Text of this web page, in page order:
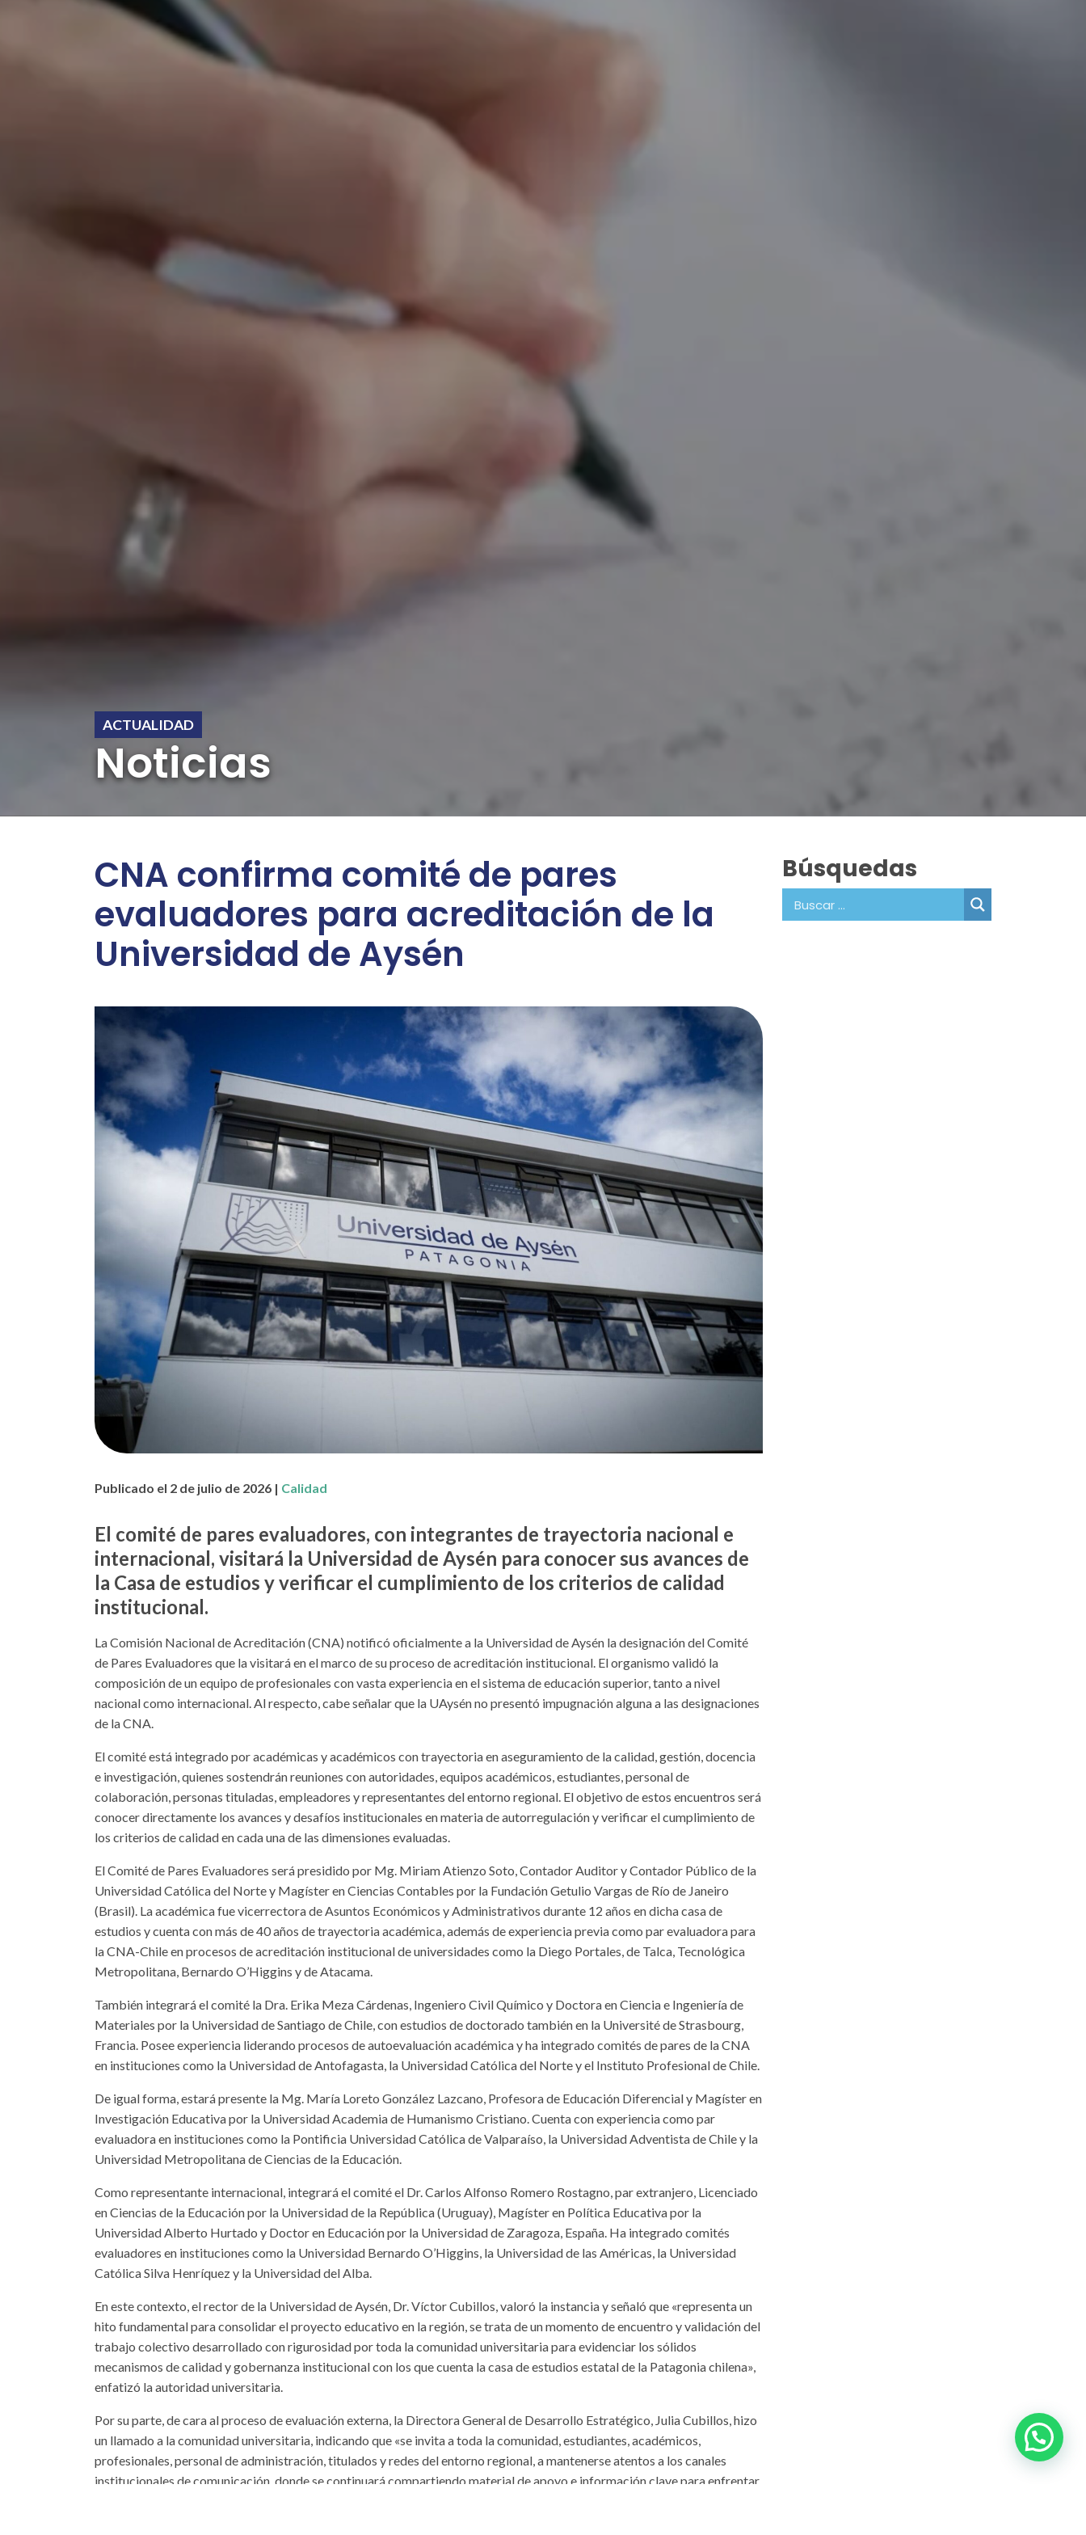
ACTUALIDAD
Noticias
CNA confirma comité de pares
evaluadores para acreditación de la
Universidad de Aysén
Publicado el 2 de julio de 2026 | Calidad
El comité de pares evaluadores, con integrantes de trayectoria nacional e
internacional, visitará la Universidad de Aysén para conocer sus avances de
la Casa de estudios y verificar el cumplimiento de los criterios de calidad
institucional.
La Comisión Nacional de Acreditación (CNA) notificó oficialmente a la Universidad de Aysén la designación del Comité
de Pares Evaluadores que la visitará en el marco de su proceso de acreditación institucional. El organismo validó la
composición de un equipo de profesionales con vasta experiencia en el sistema de educación superior, tanto a nivel
nacional como internacional. Al respecto, cabe señalar que la UAysén no presentó impugnación alguna a las designaciones
de la CNA.
El comité está integrado por académicas y académicos con trayectoria en aseguramiento de la calidad, gestión, docencia
e investigación, quienes sostendrán reuniones con autoridades, equipos académicos, estudiantes, personal de
colaboración, personas tituladas, empleadores y representantes del entorno regional. El objetivo de estos encuentros será
conocer directamente los avances y desafíos institucionales en materia de autorregulación y verificar el cumplimiento de
los criterios de calidad en cada una de las dimensiones evaluadas.
El Comité de Pares Evaluadores será presidido por Mg. Miriam Atienzo Soto, Contador Auditor y Contador Público de la
Universidad Católica del Norte y Magíster en Ciencias Contables por la Fundación Getulio Vargas de Río de Janeiro
(Brasil). La académica fue vicerrectora de Asuntos Económicos y Administrativos durante 12 años en dicha casa de
estudios y cuenta con más de 40 años de trayectoria académica, además de experiencia previa como par evaluadora para
la CNA-Chile en procesos de acreditación institucional de universidades como la Diego Portales, de Talca, Tecnológica
Metropolitana, Bernardo O’Higgins y de Atacama.
También integrará el comité la Dra. Erika Meza Cárdenas, Ingeniero Civil Químico y Doctora en Ciencia e Ingeniería de
Materiales por la Universidad de Santiago de Chile, con estudios de doctorado también en la Université de Strasbourg,
Francia. Posee experiencia liderando procesos de autoevaluación académica y ha integrado comités de pares de la CNA
en instituciones como la Universidad de Antofagasta, la Universidad Católica del Norte y el Instituto Profesional de Chile.
De igual forma, estará presente la Mg. María Loreto González Lazcano, Profesora de Educación Diferencial y Magíster en
Investigación Educativa por la Universidad Academia de Humanismo Cristiano. Cuenta con experiencia como par
evaluadora en instituciones como la Pontificia Universidad Católica de Valparaíso, la Universidad Adventista de Chile y la
Universidad Metropolitana de Ciencias de la Educación.
Como representante internacional, integrará el comité el Dr. Carlos Alfonso Romero Rostagno, par extranjero, Licenciado
en Ciencias de la Educación por la Universidad de la República (Uruguay), Magíster en Política Educativa por la
Universidad Alberto Hurtado y Doctor en Educación por la Universidad de Zaragoza, España. Ha integrado comités
evaluadores en instituciones como la Universidad Bernardo O’Higgins, la Universidad de las Américas, la Universidad
Católica Silva Henríquez y la Universidad del Alba.
En este contexto, el rector de la Universidad de Aysén, Dr. Víctor Cubillos, valoró la instancia y señaló que «representa un
hito fundamental para consolidar el proyecto educativo en la región, se trata de un momento de encuentro y validación del
trabajo colectivo desarrollado con rigurosidad por toda la comunidad universitaria para evidenciar los sólidos
mecanismos de calidad y gobernanza institucional con los que cuenta la casa de estudios estatal de la Patagonia chilena»,
enfatizó la autoridad universitaria.
Por su parte, de cara al proceso de evaluación externa, la Directora General de Desarrollo Estratégico, Julia Cubillos, hizo
un llamado a la comunidad universitaria, indicando que «se invita a toda la comunidad, estudiantes, académicos,
profesionales, personal de administración, titulados y redes del entorno regional, a mantenerse atentos a los canales
institucionales de comunicación, donde se continuará compartiendo material de apoyo e información clave para enfrentar
Búsquedas